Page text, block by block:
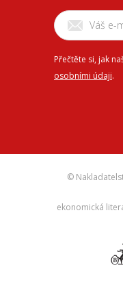
Přečtěte si, jak
osobními údaji.
©
ekonomická